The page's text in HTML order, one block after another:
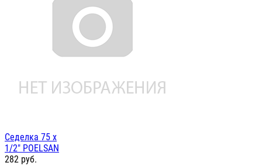
Седелка 75 х
1/2" POELSAN
282 руб.